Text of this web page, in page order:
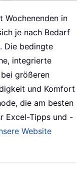
Wochenenden in
je nach Bedarf
Die bedingte
integrierte
größeren
und Komfort
die am besten
Excel-Tipps und -
Website